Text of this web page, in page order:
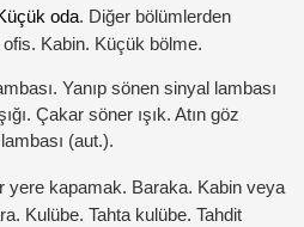
oda. Diğer bölümlerden
Kabin. Küçük bölme.
Yanıp sönen sinyal lambası
Çakar söner ışık. Atın göz
(aut.).
yere kapamak. Baraka. Kabin veya
Kulübe. Tahta kulübe. Tahdit